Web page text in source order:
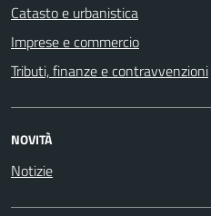
Catasto e urbanistica
Imprese e commercio
Tributi, finanze e contravvenzioni
NOVITÀ
Notizie